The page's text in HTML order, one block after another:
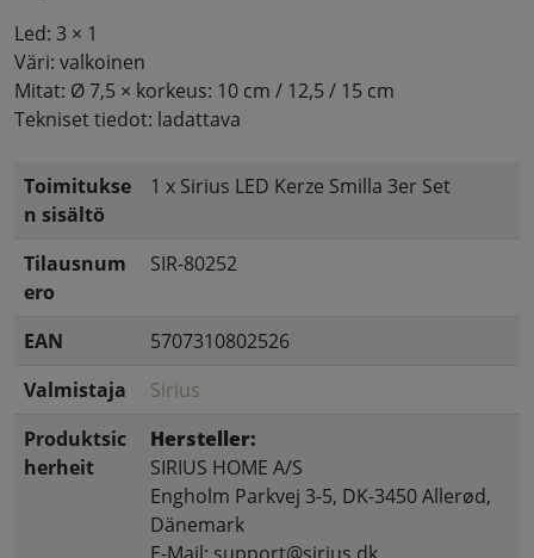
Led: 3 × 1
Väri: valkoinen
Mitat: Ø 7,5 × korkeus: 10 cm / 12,5 / 15 cm
Tekniset tiedot: ladattava
Toimitukse
n sisältö
1 x Sirius LED Kerze Smilla 3er Set
Tilausnum
ero
SIR-80252
EAN
5707310802526
Valmistaja
Sirius
Produktsic
herheit
Hersteller:
SIRIUS HOME A/S
Engholm Parkvej 3-5, DK-3450 Allerød,
Dänemark